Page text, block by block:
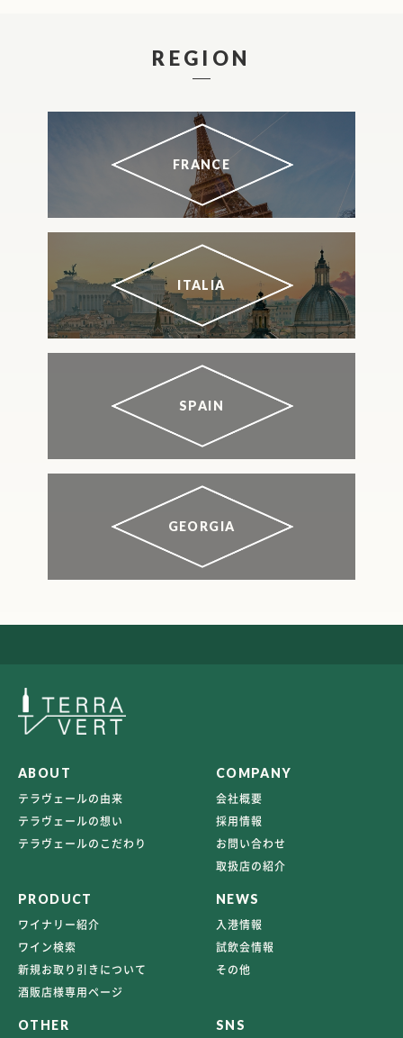
REGION
FRANCE
ITALIA
SPAIN
GEORGIA
ABOUT
テラヴェールの由来
テラヴェールの想い
テラヴェールのこだわり
COMPANY
会社概要
採用情報
お問い合わせ
取扱店の紹介
PRODUCT
ワイナリー紹介
ワイン検索
新規お取り引きについて
酒販店様専用ページ
NEWS
入港情報
試飲会情報
その他
OTHER SNS